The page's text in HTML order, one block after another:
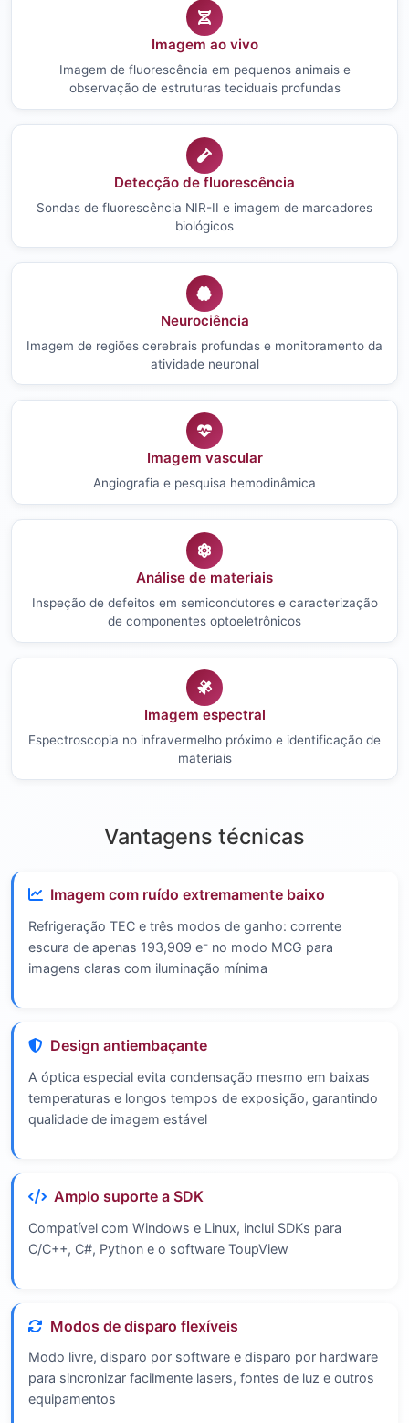
Imagem ao vivo
Imagem de fluorescência em pequenos animais e
observação de estruturas teciduais profundas
Detecção de fluorescência
Sondas de fluorescência NIR-II e imagem de marcadores
biológicos
Neurociência
Imagem de regiões cerebrais profundas e monitoramento da
atividade neuronal
Imagem vascular
Angiografia e pesquisa hemodinâmica
Análise de materiais
Inspeção de defeitos em semicondutores e caracterização
de componentes optoeletrônicos
Imagem espectral
Espectroscopia no infravermelho próximo e identificação de
materiais
Vantagens técnicas
Imagem com ruído extremamente baixo
Refrigeração TEC e três modos de ganho: corrente
escura de apenas 193,909 e⁻ no modo MCG para
imagens claras com iluminação mínima
Design antiembaçante
A óptica especial evita condensação mesmo em baixas
temperaturas e longos tempos de exposição, garantindo
qualidade de imagem estável
Amplo suporte a SDK
Compatível com Windows e Linux, inclui SDKs para
C/C++, C#, Python e o software ToupView
Modos de disparo flexíveis
Modo livre, disparo por software e disparo por hardware
para sincronizar facilmente lasers, fontes de luz e outros
equipamentos